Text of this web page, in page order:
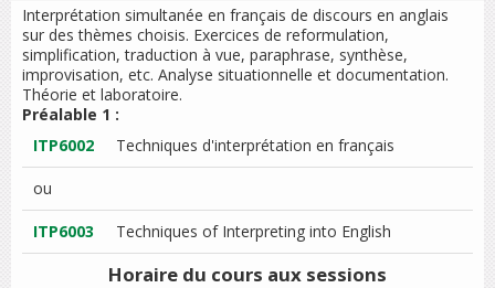
Interprétation simultanée en français de discours en anglais
sur des thèmes choisis. Exercices de reformulation,
simplification, traduction à vue, paraphrase, synthèse,
improvisation, etc. Analyse situationnelle et documentation.
Théorie et laboratoire.
Préalable 1 :
ITP6002
Techniques d'interprétation en français
ou
ITP6003 Techniques of Interpreting into English
Horaire du cours aux sessions